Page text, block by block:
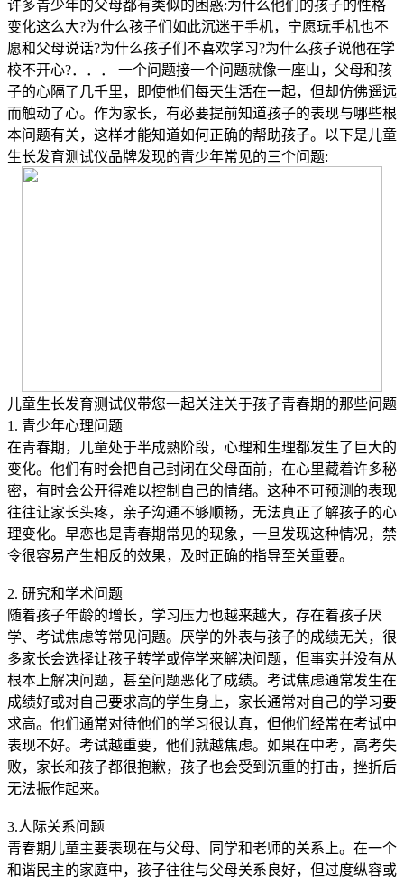
许多青少年的父母都有类似的困惑:为什么他们的孩子的性格
变化这么大?为什么孩子们如此沉迷于手机，宁愿玩手机也不
愿和父母说话?为什么孩子们不喜欢学习?为什么孩子说他在学
校不开心?．．． 一个问题接一个问题就像一座山，父母和孩
子的心隔了几千里，即使他们每天生活在一起，但却仿佛遥远
而触动了心。作为家长，有必要提前知道孩子的表现与哪些根
本问题有关，这样才能知道如何正确的帮助孩子。以下是儿童
生长发育测试仪品牌发现的青少年常见的三个问题:
儿童生长发育测试仪带您一起关注关于孩子青春期的那些问题
1. 青少年心理问题
在青春期，儿童处于半成熟阶段，心理和生理都发生了巨大的
变化。他们有时会把自己封闭在父母面前，在心里藏着许多秘
密，有时会公开得难以控制自己的情绪。这种不可预测的表现
往往让家长头疼，亲子沟通不够顺畅，无法真正了解孩子的心
理变化。早恋也是青春期常见的现象，一旦发现这种情况，禁
令很容易产生相反的效果，及时正确的指导至关重要。
2. 研究和学术问题
随着孩子年龄的增长，学习压力也越来越大，存在着孩子厌
学、考试焦虑等常见问题。厌学的外表与孩子的成绩无关，很
多家长会选择让孩子转学或停学来解决问题，但事实并没有从
根本上解决问题，甚至问题恶化了成绩。考试焦虑通常发生在
成绩好或对自己要求高的学生身上，家长通常对自己的学习要
求高。他们通常对待他们的学习很认真，但他们经常在考试中
表现不好。考试越重要，他们就越焦虑。如果在中考，高考失
败，家长和孩子都很抱歉，孩子也会受到沉重的打击，挫折后
无法振作起来。
3.人际关系问题
青春期儿童主要表现在与父母、同学和老师的关系上。在一个
和谐民主的家庭中，孩子往往与父母关系良好，但过度纵容或